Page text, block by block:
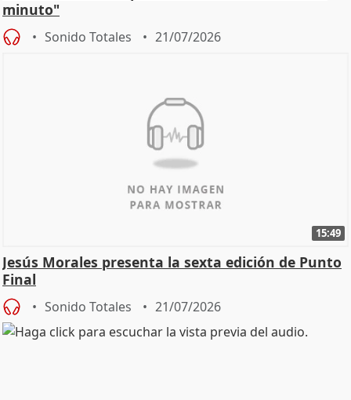
minuto"
Sonido Totales 21/07/2026
15:49
Jesús Morales presenta la sexta edición de Punto
Final
Sonido Totales 21/07/2026